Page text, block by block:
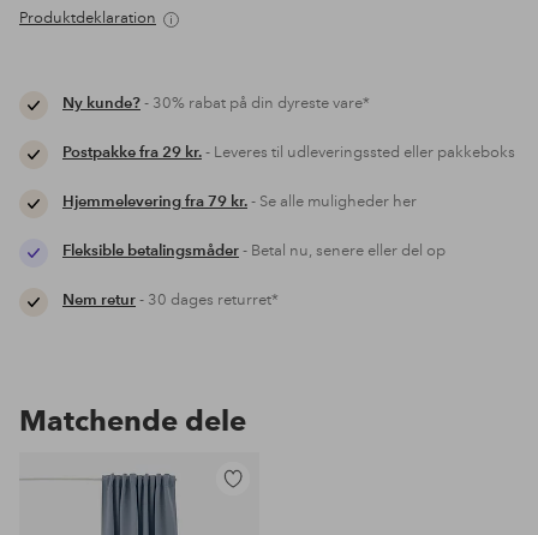
Produktdeklaration
Ny kunde?- 30% rabat på din dyreste vare*
Postpakke fra 29 kr.- Leveres til udleveringssted eller pakkeboks
Hjemmelevering fra 79 kr.- Se alle muligheder her
Fleksible betalingsmåder- Betal nu, senere eller del op
Nem retur- 30 dages returret*
Matchende dele